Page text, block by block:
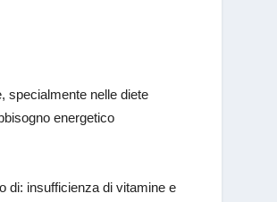
specialmente nelle diete
energetico
di: insufficienza di vitamine e